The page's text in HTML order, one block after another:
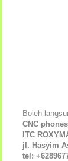
Boleh
CNC
ITC
jl. Hasyim
tel: